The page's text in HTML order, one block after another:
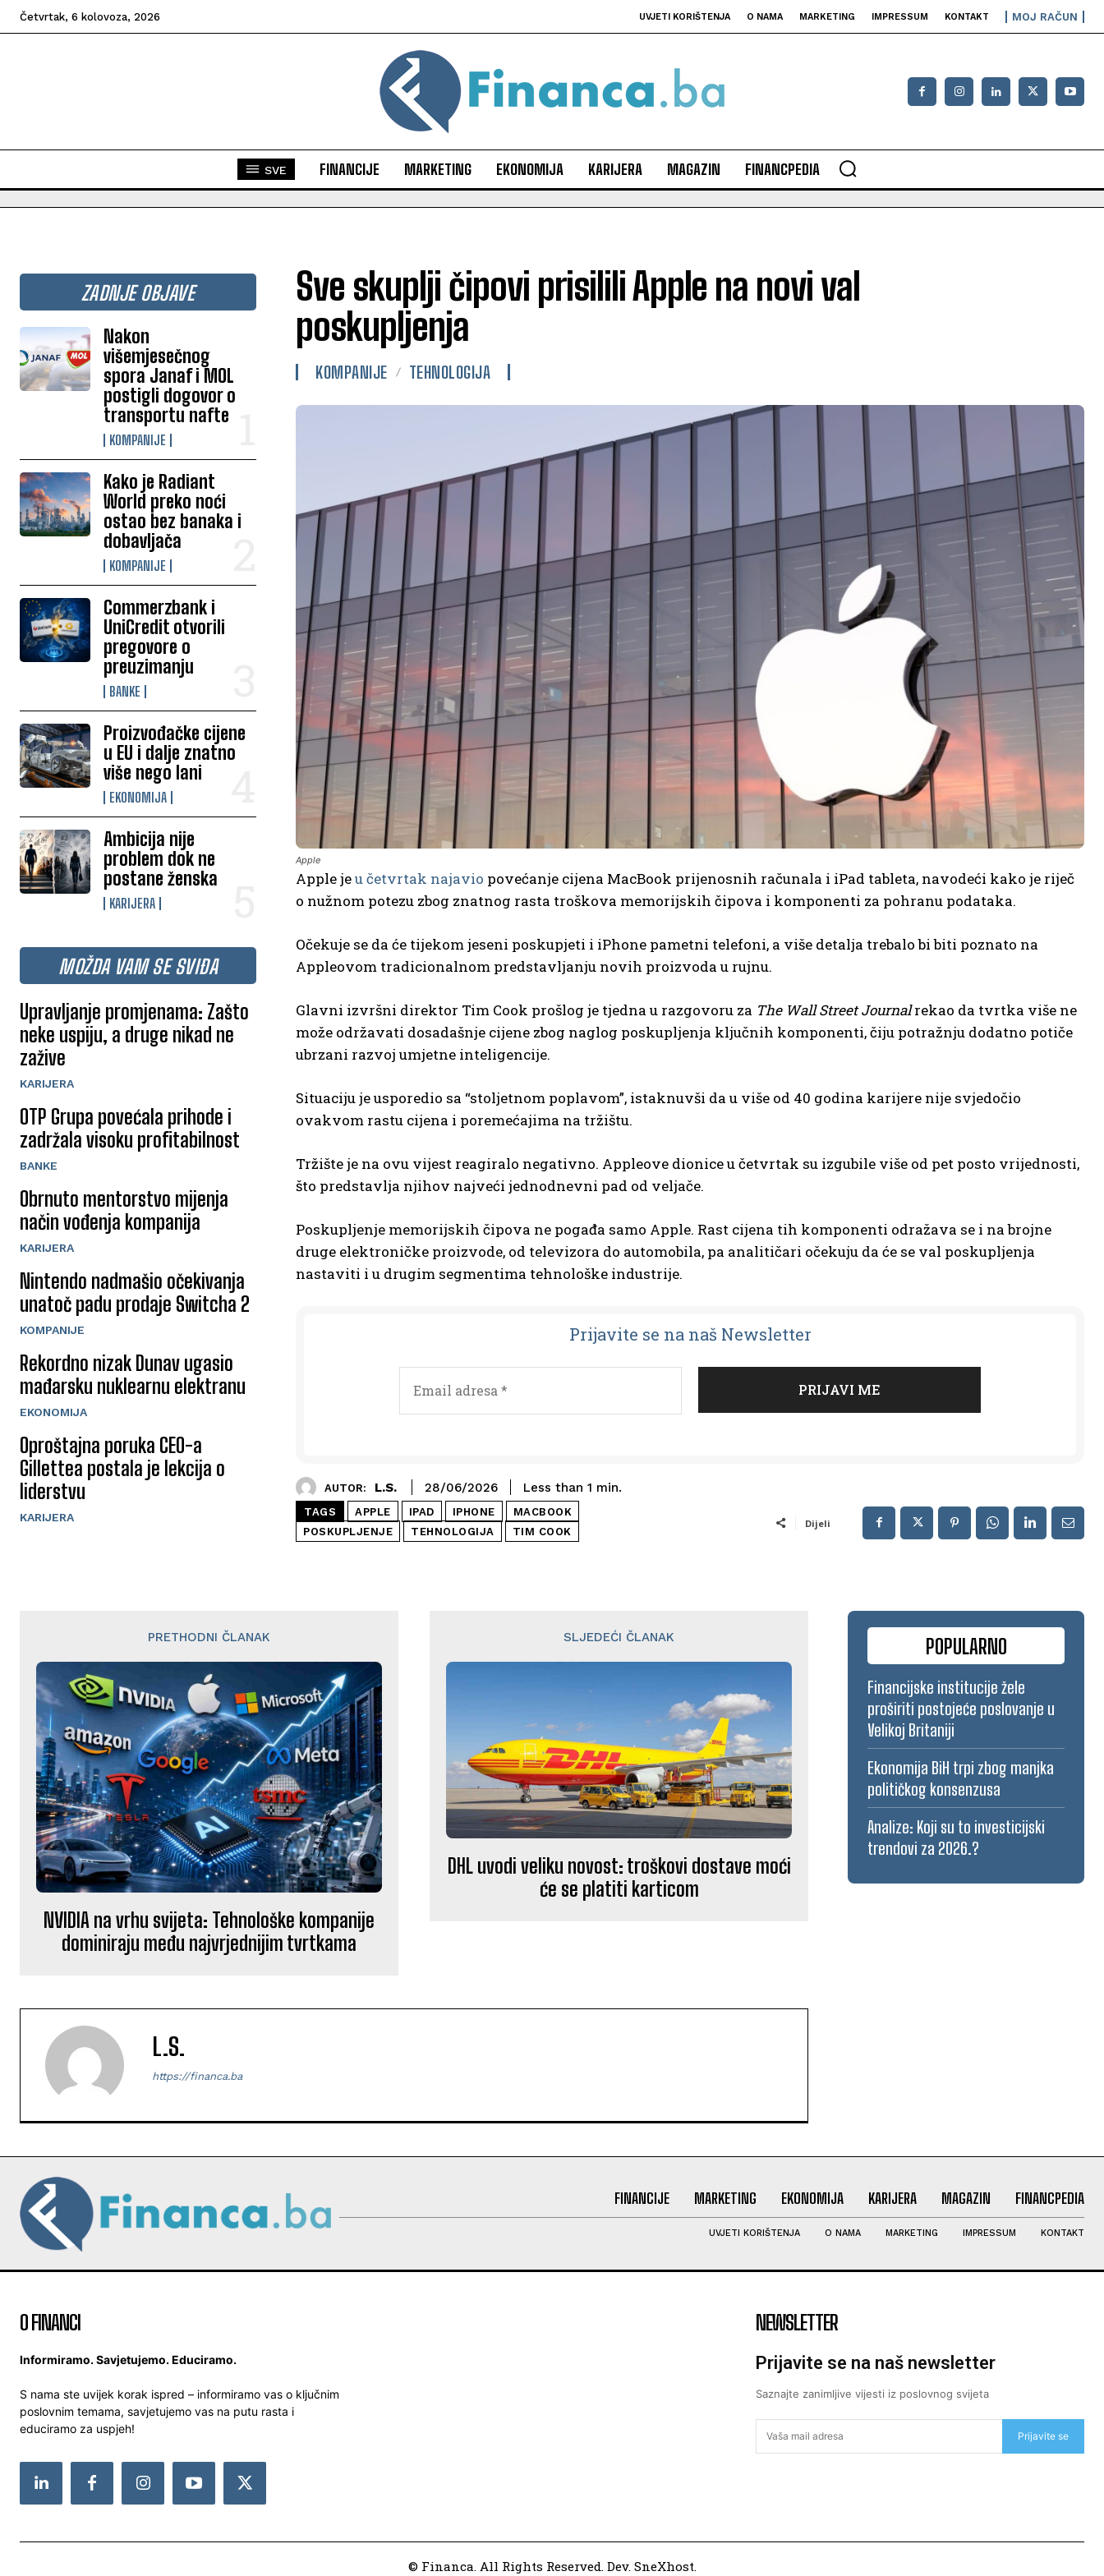
Četvrtak, 6 kolovoza, 2026 UVJETI KORIŠTENJA O NAMA MARKETING IMPRESSUM KONTAKT MOJ RAČUN
SVE FINANCIJE MARKETING EKONOMIJA KARIJERA MAGAZIN FINANCPEDIA
ZADNJE OBJAVE
Nakon
višemjesečnog
spora Janaf i MOL
postigli dogovor o
transportu nafte
KOMPANIJE
Kako je Radiant
World preko noći
ostao bez banaka i
dobavljača
KOMPANIJE
Commerzbank i
UniCredit otvorili
pregovore o
preuzimanju
BANKE
Proizvođačke cijene
u EU i dalje znatno
više nego lani
EKONOMIJA
Ambicija nije
problem dok ne
postane ženska
KARIJERA
MOŽDA VAM SE SVIĐA
Upravljanje promjenama: Zašto
neke uspiju, a druge nikad ne
zažive
KARIJERA
OTP Grupa povećala prihode i
zadržala visoku profitabilnost
BANKE
Obrnuto mentorstvo mijenja
način vođenja kompanija
KARIJERA
Nintendo nadmašio očekivanja
unatoč padu prodaje Switcha 2
KOMPANIJE
Rekordno nizak Dunav ugasio
mađarsku nuklearnu elektranu
EKONOMIJA
Oproštajna poruka CEO-a
Gillettea postala je lekcija o
liderstvu
KARIJERA
Sve skuplji čipovi prisilili Apple na novi val
poskupljenja
KOMPANIJE TEHNOLOGIJA
Apple
Apple jeu četvrtak najavio povećanje cijena MacBook prijenosnih računala i iPad tableta, navodeći kako je riječ
o nužnom potezu zbog znatnog rasta troškova memorijskih čipova i komponenti za pohranu podataka.
Očekuje se da će tijekom jeseni poskupjeti i iPhone pametni telefoni, a više detalja trebalo bi biti poznato na
Appleovom tradicionalnom predstavljanju novih proizvoda u rujnu.
Glavni izvršni direktor Tim Cook prošlog je tjedna u razgovoru za The Wall Street Journalrekao da tvrtka više ne
može održavati dosadašnje cijene zbog naglog poskupljenja ključnih komponenti, čiju potražnju dodatno potiče
ubrzani razvoj umjetne inteligencije.
Situaciju je usporedio sa “stoljetnom poplavom”, istaknuvši da u više od 40 godina karijere nije svjedočio
ovakvom rastu cijena i poremećajima na tržištu.
Tržište je na ovu vijest reagiralo negativno. Appleove dionice u četvrtak su izgubile više od pet posto vrijednosti,
što predstavlja njihov najveći jednodnevni pad od veljače.
Poskupljenje memorijskih čipova ne pogađa samo Apple. Rast cijena tih komponenti odražava se i na brojne
druge elektroničke proizvode, od televizora do automobila, pa analitičari očekuju da će se val poskupljenja
nastaviti i u drugim segmentima tehnološke industrije.
Prijavite se na naš Newsletter
AUTOR: L.S. 28/06/2026 Less than 1 min.
TAGS APPLE IPAD IPHONE
MACBOOK
POSKUPLJENJE
TEHNOLOGIJA TIM COOK
Dijeli
PRETHODNI ČLANAK
NVIDIA na vrhu svijeta: Tehnološke kompanije
dominiraju među najvrjednijim tvrtkama
SLJEDEĆI ČLANAK
DHL uvodi veliku novost: troškovi dostave moći
će se platiti karticom
L.S.
https://financa.ba
POPULARNO
Financijske institucije žele
proširiti postojeće poslovanje u
Velikoj Britaniji
Ekonomija BiH trpi zbog manjka
političkog konsenzusa
Analize: Koji su to investicijski
trendovi za 2026.?
FINANCIJE MARKETING EKONOMIJA KARIJERA MAGAZIN FINANCPEDIA
UVJETI KORIŠTENJA O NAMA MARKETING IMPRESSUM KONTAKT
O FINANCI
Informiramo. Savjetujemo. Educiramo.
S nama ste uvijek korak ispred – informiramo vas o ključnim
poslovnim temama, savjetujemo vas na putu rasta i
educiramo za uspjeh!
NEWSLETTER
Prijavite se na naš newsletter
Saznajte zanimljive vijesti iz poslovnog svijeta
Prijavite se
© Financa. All Rights Reserved. Dev. SneXhost.